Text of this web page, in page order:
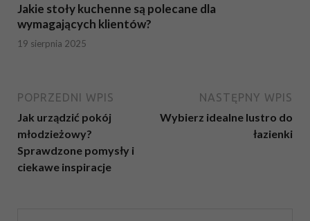
Jakie stoły kuchenne są polecane dla
wymagających klientów?
19 sierpnia 2025
POPRZEDNI WPIS
Jak urządzić pokój
młodzieżowy?
Sprawdzone pomysły i
ciekawe inspiracje
NASTĘPNY WPIS
Wybierz idealne lustro do
łazienki